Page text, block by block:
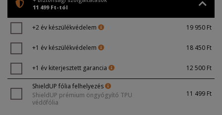
11 499 Ft-tól
+2 év készülékvédelem 19 950 Ft
+1 év készülékvédelem 18 450 Ft
+1 év kiterjesztett garancia 12 500 Ft
ShieldUP fólia felhelyezés
ShieldUP prémium öngyógyító TPU
védőfólia
11 499 Ft